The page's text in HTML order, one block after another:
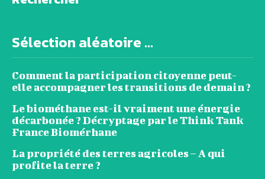
Sélection aléatoire ...
Comment la participation citoyenne peut-
elle accompagner les transitions de demain ?
Le biométhane est-il vraiment une énergie
décarbonée ? Décryptage par le Think Tank
France Biomérhane
La propriété des terres agricoles – A qui
profite la terre ?